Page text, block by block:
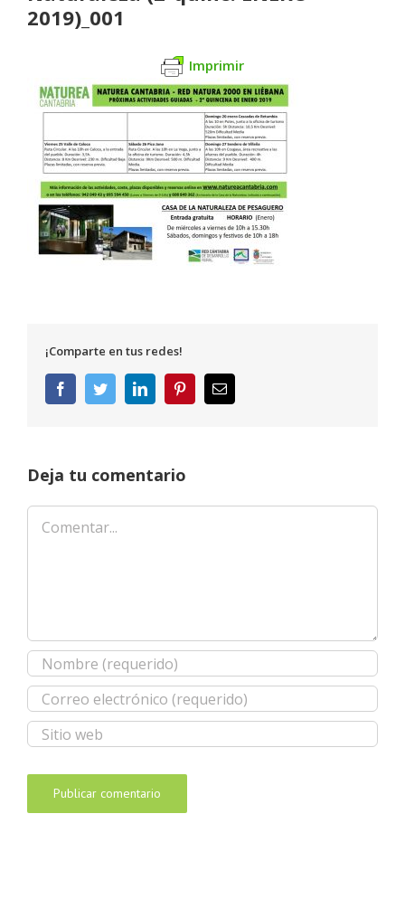
2019)_001
Imprimir
¡Comparte en tus redes!
FacebookTwitterLinkedInPinterestCorreo
electrónico
Deja tu comentario
Comentar